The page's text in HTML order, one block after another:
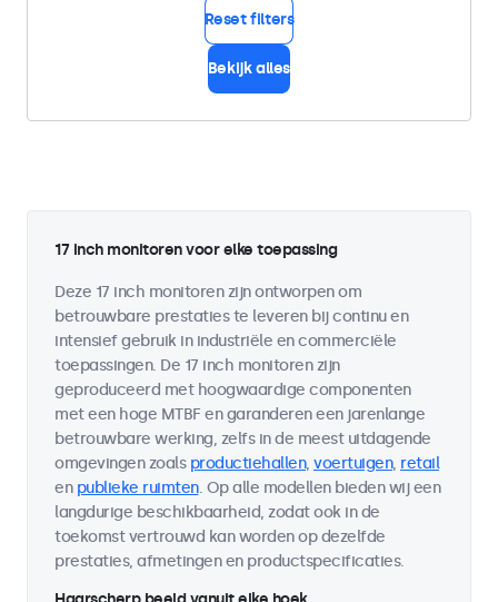
Reset filters
Bekijk alles
17 inch monitoren voor elke toepassing
Deze 17 inch monitoren zijn ontworpen om
betrouwbare prestaties te leveren bij continu en
intensief gebruik in industriële en commerciële
toepassingen. De 17 inch monitoren zijn
geproduceerd met hoogwaardige componenten
met een hoge MTBF en garanderen een jarenlange
betrouwbare werking, zelfs in de meest uitdagende
omgevingen zoals productiehallen, voertuigen, retail
en publieke ruimten. Op alle modellen bieden wij een
langdurige beschikbaarheid, zodat ook in de
toekomst vertrouwd kan worden op dezelfde
prestaties, afmetingen en productspecificaties.